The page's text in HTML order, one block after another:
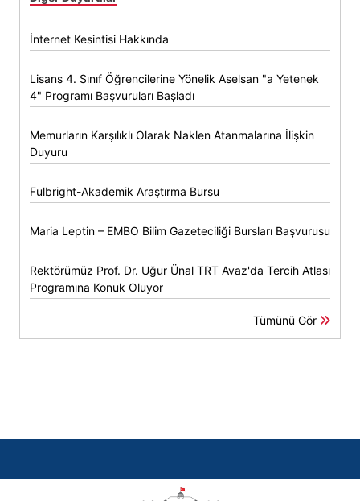
İnternet Kesintisi Hakkında
Lisans 4. Sınıf Öğrencilerine Yönelik Aselsan "a Yetenek
4" Programı Başvuruları Başladı
Memurların Karşılıklı Olarak Naklen Atanmalarına İlişkin
Duyuru
Fulbright-Akademik Araştırma Bursu
Maria Leptin – EMBO Bilim Gazeteciliği Bursları Başvurusu
Rektörümüz Prof. Dr. Uğur Ünal TRT Avaz'da Tercih Atlası
Programına Konuk Oluyor
Tümünü Gör